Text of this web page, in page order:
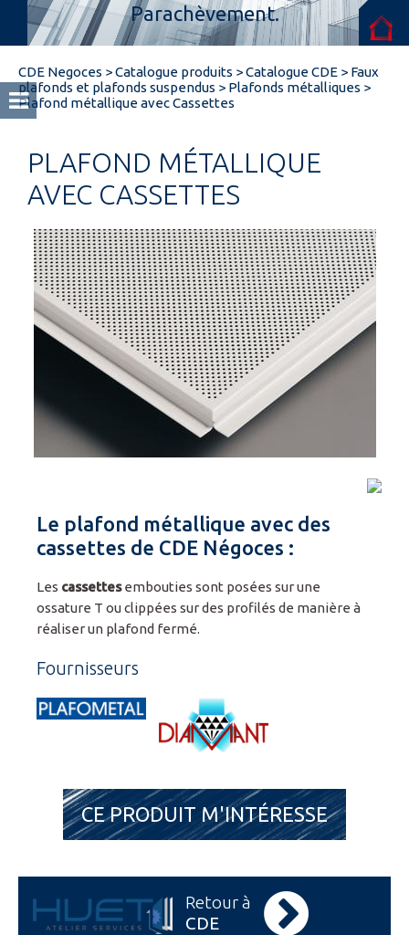
Parachèvement.
CDE Negoces >Catalogue produits >Catalogue CDE > Faux
plafonds et plafonds suspendus > Plafonds métalliques >
Plafond métallique avec Cassettes
Retour à
CDE
PLAFOND MÉTALLIQUE
AVEC CASSETTES
Le plafond métallique avec des
cassettes de CDE Négoces :
Les cassettesembouties sont posées sur une
ossature T ou clippées sur des profilés de manière à
réaliser un plafond fermé.
Fournisseurs
CE PRODUIT M'INTÉRESSE